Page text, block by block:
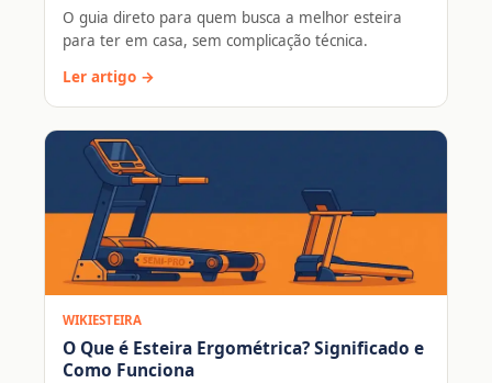
O guia direto para quem busca a melhor esteira
para ter em casa, sem complicação técnica.
Ler artigo →
WIKIESTEIRA
O Que é Esteira Ergométrica? Significado e
Como Funciona